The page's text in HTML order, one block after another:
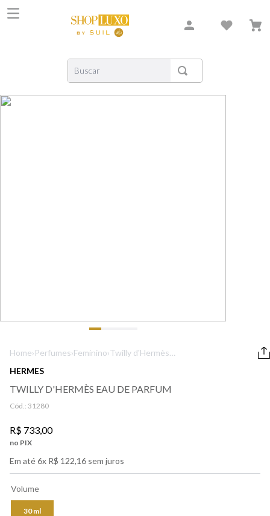
Buscar
Home›Perfumes›Feminino›Twilly d'Hermès
HERMES
TWILLY D'HERMÈS EAU DE PARFUM
Cód.: 31280
R$ 733,00
no PIX
Em até6x R$ 122,16 sem juros
Volume
30 ml